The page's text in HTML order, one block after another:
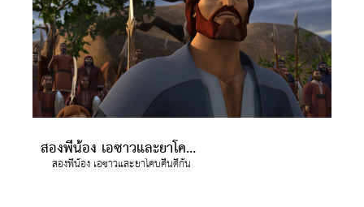
สองพี่น้อง เอซาวและยาโคบคืนดีกัน
สองพี่น้อง เอซาวและยาโคบคืนดีกัน